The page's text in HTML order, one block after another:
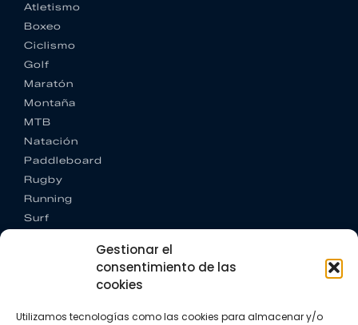
Gestionar el
consentimiento de las
cookies
Utilizamos tecnologías como las cookies para almacenar y/o
Atletismo
Boxeo
Ciclismo
Golf
Maratón
Montaña
MTB
Natación
Paddleboard
Rugby
Running
Surf
CONTACTO
+34 662 342 177